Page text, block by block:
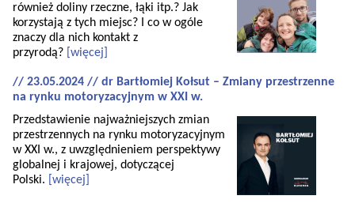
również doliny rzeczne, łąki itp.? Jak
korzystają z tych miejsc? I co w ogóle
znaczy dla nich kontakt z
przyrodą? [więcej]
// 23.05.2024 // dr Bartłomiej Kołsut – Zmiany przestrzenne
na rynku motoryzacyjnym w XXI w.
Przedstawienie najważniejszych zmian
przestrzennych na rynku motoryzacyjnym
w XXI w., z uwzględnieniem perspektywy
globalnej i krajowej, dotyczącej
Polski.
[więcej]